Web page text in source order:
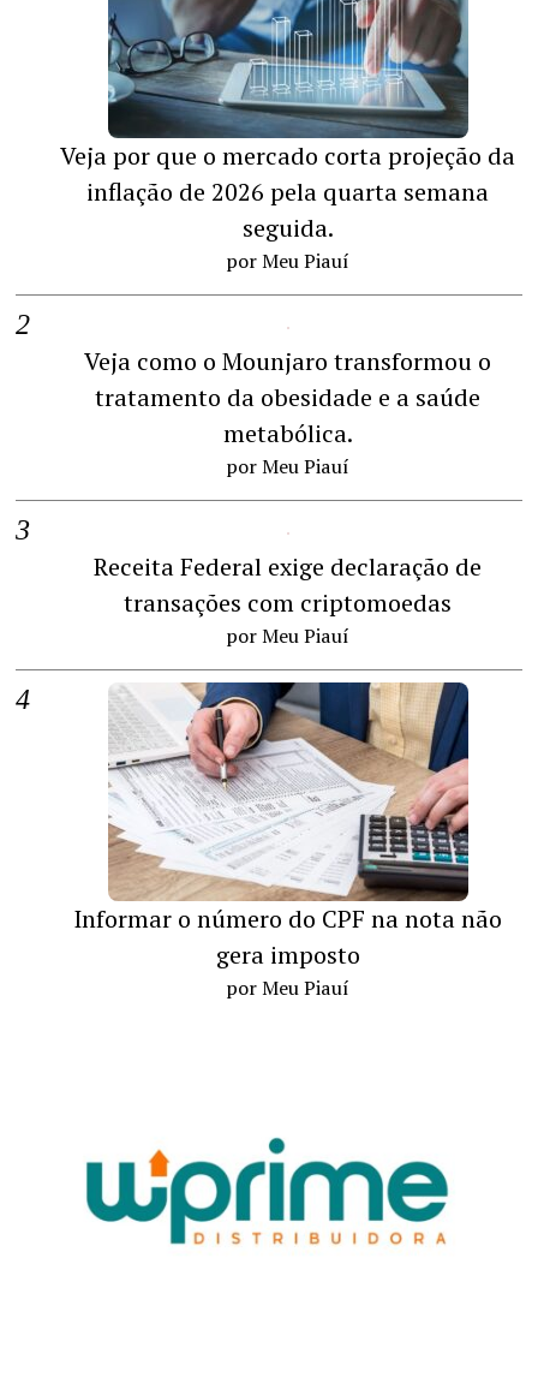
Veja por que o mercado corta projeção da
inflação de 2026 pela quarta semana
seguida.
por Meu Piauí
Veja como o Mounjaro transformou o
tratamento da obesidade e a saúde
metabólica.
por Meu Piauí
Receita Federal exige declaração de
transações com criptomoedas
por Meu Piauí
Informar o número do CPF na nota não
gera imposto
por Meu Piauí